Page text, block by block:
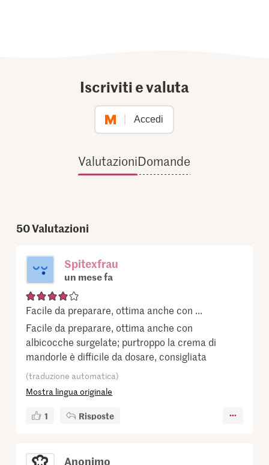
Iscriviti e valuta
Accedi
ValutazioniDomande
50Valutazioni
Spitexfrau
un mese fa
Facile da preparare, ottima anche con ...
Facile da preparare, ottima anche con
albicocche surgelate; purtroppo la crema di
mandorle è difficile da dosare, consigliata
(traduzione automatica)
Mostra lingua originale
1 Risposte
Anonimo